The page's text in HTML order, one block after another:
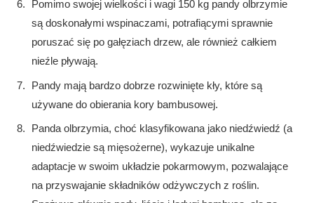
Pomimo swojej wielkości i wagi 150 kg pandy olbrzymie
są doskonałymi wspinaczami, potrafiącymi sprawnie
poruszać się po gałęziach drzew, ale również całkiem
nieźle pływają.
Pandy mają bardzo dobrze rozwinięte kły, które są
używane do obierania kory bambusowej.
Panda olbrzymia, choć klasyfikowana jako niedźwiedź (a
niedźwiedzie są mięsożerne), wykazuje unikalne
adaptacje w swoim układzie pokarmowym, pozwalające
na przyswajanie składników odżywczych z roślin.